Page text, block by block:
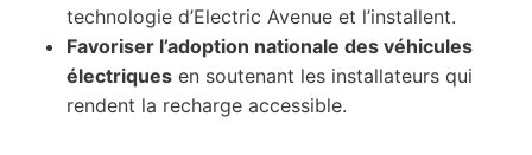
technologie d’Electric Avenue et l’installent.
Favoriser l’adoption nationale des véhicules
électriques en soutenant les installateurs qui
rendent la recharge accessible.